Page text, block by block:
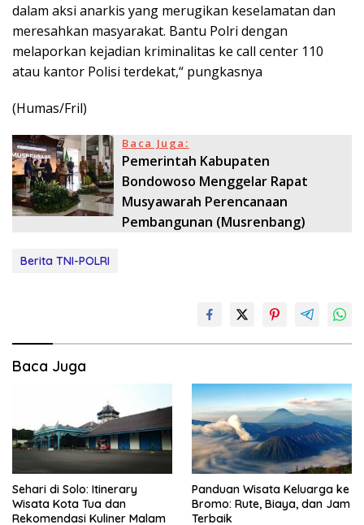
dalam aksi anarkis yang merugikan keselamatan dan
meresahkan masyarakat. Bantu Polri dengan
melaporkan kejadian kriminalitas ke call center 110
atau kantor Polisi terdekat,“ pungkasnya
(Humas/Fril)
Baca Juga:
Pemerintah Kabupaten
Bondowoso Menggelar Rapat
Musyawarah Perencanaan
Pembangunan (Musrenbang)
Berita TNI-POLRI
Baca Juga
Sehari di Solo: Itinerary
Wisata Kota Tua dan
Rekomendasi Kuliner Malam
Panduan Wisata Keluarga ke
Bromo: Rute, Biaya, dan Jam
Terbaik